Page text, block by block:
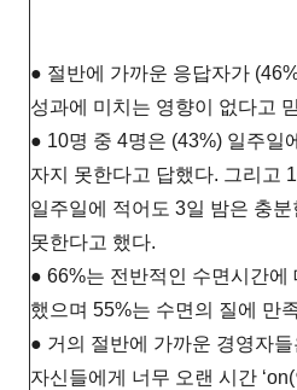
● 절반에 가까운 응답자가
성과에 미치는 영향이 없다고
● 10명 중 4명은 (43%) 일주일
자지 못한다고 답했다. 그리고
일주일에 적어도 3일 밤은 충분
못한다고 했다.
● 66%는 전반적인 수면시간에
했으며 55%는 수면의 질에 만
● 거의 절반에 가까운 경영자
자신들에게 너무 오랜 시간 ‘on(